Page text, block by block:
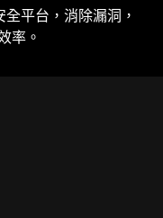
平台，消除漏洞，
率。